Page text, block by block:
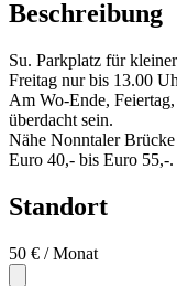
Beschreibung
Su. Parkplatz für
Freitag nur bis 13.00
Am Wo-Ende,
überdacht sein.
Nähe Nonntaler
Euro 40,- bis Euro 55,-.
Standort
50 € / Monat